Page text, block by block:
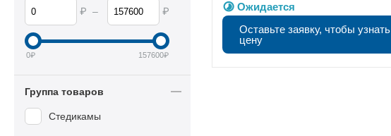
Ожидается
Оставьте заявку, чтобы узнать
цену
₽ – ₽
0₽ 157600₽
Группа товаров
Стедикамы